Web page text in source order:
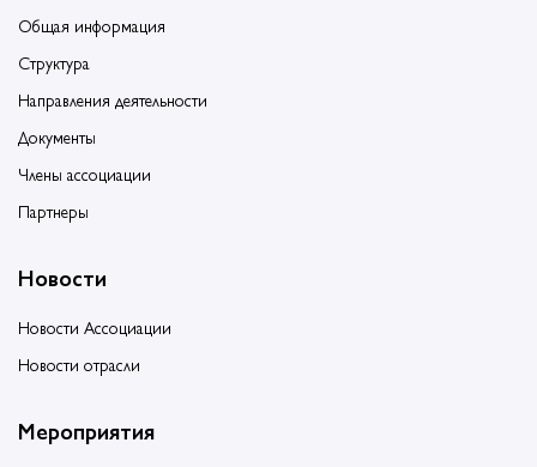
Общая информация
Структура
Направления деятельности
Документы
Члены ассоциации
Партнеры
Новости
Новости Ассоциации
Новости отрасли
Мероприятия